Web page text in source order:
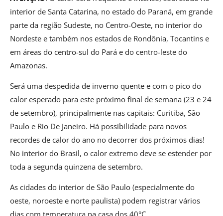
interior de Santa Catarina, no estado do Paraná, em grande
parte da região Sudeste, no Centro-Oeste, no interior do
Nordeste e também nos estados de Rondônia, Tocantins e
em áreas do centro-sul do Pará e do centro-leste do
Amazonas.
Será uma despedida de inverno quente e com o pico do
calor esperado para este próximo final de semana (23 e 24
de setembro), principalmente nas capitais: Curitiba, São
Paulo e Rio De Janeiro. Há possibilidade para novos
recordes de calor do ano no decorrer dos próximos dias!
No interior do Brasil, o calor extremo deve se estender por
toda a segunda quinzena de setembro.
As cidades do interior de São Paulo (especialmente do
oeste, noroeste e norte paulista) podem registrar vários